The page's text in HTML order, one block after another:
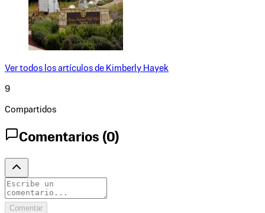
Ver todos los artículos de Kimberly Hayek
9
Compartidos
Comentarios (0)
Comentar